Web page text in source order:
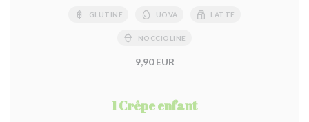
GLUTINE UOVA LATTE
NOCCIOLINE
9,90 EUR
1 Crêpe enfant